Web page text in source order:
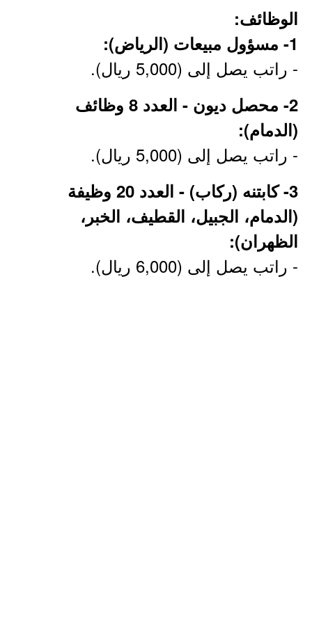
الوظائف:
1- مسؤول مبيعات (الرياض):
- راتب يصل إلى (5,000 ريال).
2- محصل ديون - العدد 8 وظائف
(الدمام):
- راتب يصل إلى (5,000 ريال).
3- كابتنه (ركاب) - العدد 20 وظيفة
(الدمام، الجبيل، القطيف، الخبر،
الظهران):
- راتب يصل إلى (6,000 ريال).